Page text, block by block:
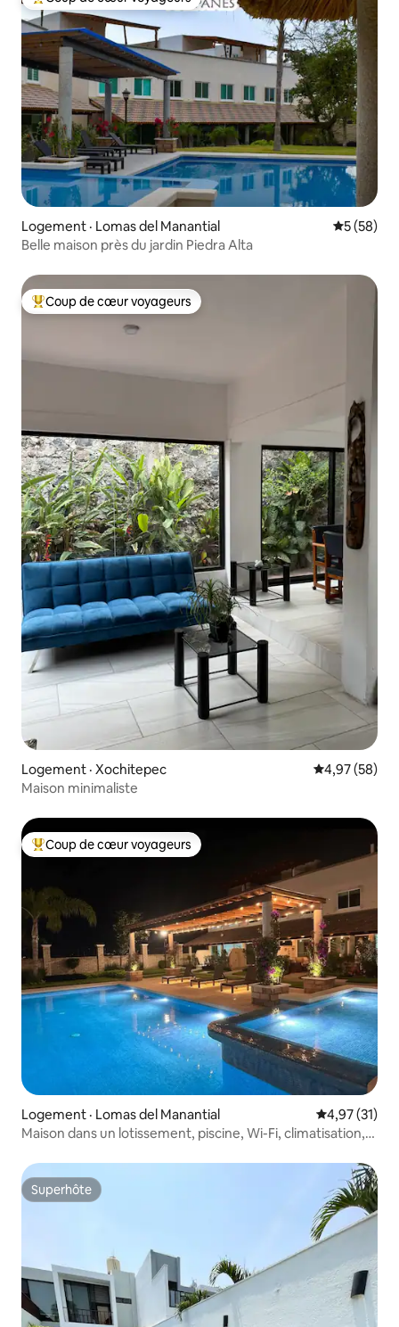
Coup de cœur voyageurs parmi les plus aimés
Logement · Lomas del Manantial Note
5 (58)
Belle maison près du jardin Piedra Alta
Coup de cœur voyageurs parmi les plus aimés
Coup de cœur voyageurs
Logement · Xochitepec Note
4,97 (58)
Maison minimaliste
Coup de cœur voyageurs parmi les plus aimés
Coup de cœur voyageurs
Logement · Lomas del Manantial Note
4,97 (31)
Maison dans un lotissement, piscine, Wi-Fi, climatisation,
Superhôte
Superhôte